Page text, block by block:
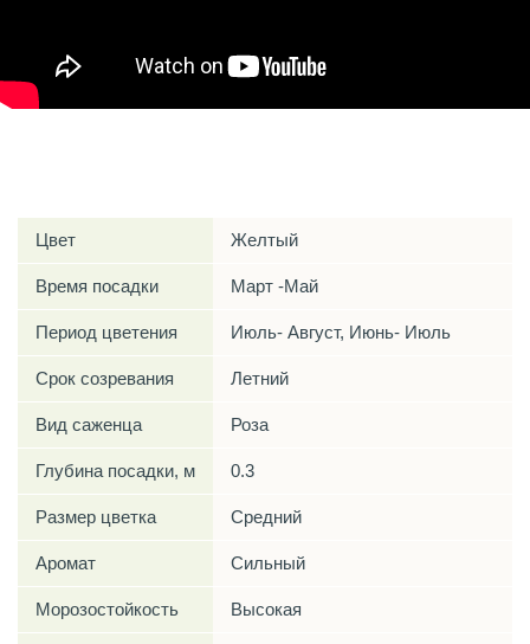
Цвет Желтый
Время посадки Март -Май
Период цветения Июль- Август, Июнь- Июль
Срок созревания Летний
Вид саженца Роза
Глубина посадки, м 0.3
Размер цветка Средний
Аромат Сильный
Морозостойкость Высокая